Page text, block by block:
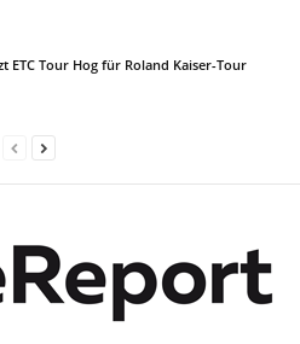
ETC Tour Hog für Roland Kaiser-Tour